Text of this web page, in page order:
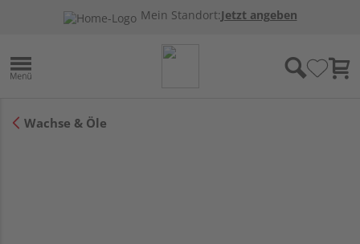
Mein Standort:Jetzt angeben
Wachse & Öle